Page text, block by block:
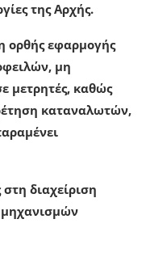
της Αρχής.
ορθής εφαρμογής
μη
μετρητές, καθώς
καταναλωτών,